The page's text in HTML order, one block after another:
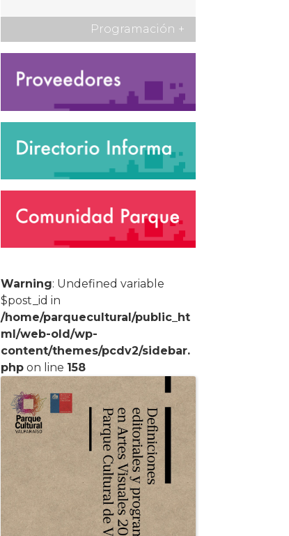
Programación +
Warning: Undefined variable
$post_id in
/home/parquecultural/public_ht
ml/web-old/wp-
content/themes/pcdv2/sidebar.
php on line 158